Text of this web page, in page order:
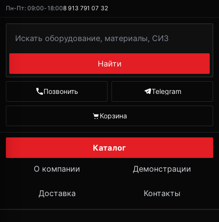
Пн-Пт: 09:00-18:008 913 791 07 32
Найти
Позвонить Telegram
Корзина
Каталог
О компании Демонстрации
Доставка Контакты